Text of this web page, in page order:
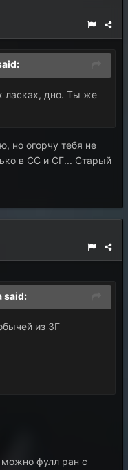
ласках, дно. Ты же
но огорчу тебя не
в СС и СГ... Старый
said:
из ЗГ
фулл ран с